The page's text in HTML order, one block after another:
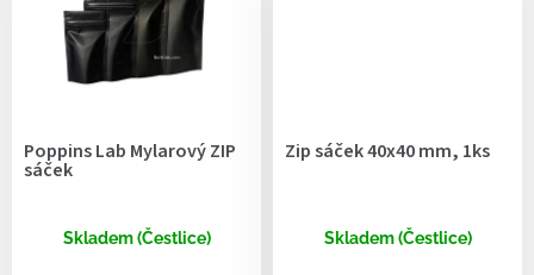
Poppins Lab Mylarový ZIP
sáček
Skladem (Čestlice)
Zip sáček 40x40 mm, 1ks
Skladem (Čestlice)